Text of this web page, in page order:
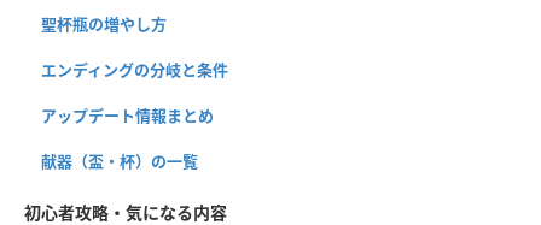
聖杯瓶の増やし方
エンディングの分岐と条件
アップデート情報まとめ
献器（盃・杯）の一覧
初心者攻略・気になる内容